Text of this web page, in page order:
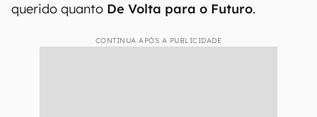
querido quanto De Volta para o Futuro.
CONTINUA APÓS A PUBLICIDADE